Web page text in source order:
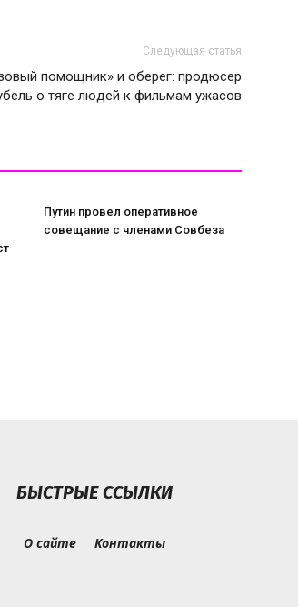
Следующая статья
помощник» и оберег: продюсер
о тяге людей к фильмам ужасов
Путин провел оперативное
совещание с членами Совбеза
БЫСТРЫЕ ССЫЛКИ
О сайте Контакты